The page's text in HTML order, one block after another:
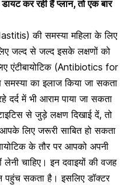
कर रही हैं प्लान, तो एक बार
की समस्या महिला के लिए
जल्द से जल्द इसके लक्षणों को
एंटीबायोटिक (Antibiotics for
का इलाज किया जा सकता
में भी आराम पाया जा सकता
से जुड़े लक्षण दिखाई दें, तो
लिए जरूरी साबित हो सकता
केतौर पर आपको अपनी
लेनी चाहिए। इन दवाइयों की वजह
सकता है। इसलिए डॉक्टर